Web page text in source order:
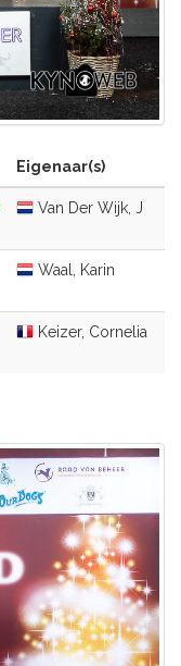
Eigenaar(s)
Van Der Wijk, J
Waal, Karin
Keizer, Cornelia